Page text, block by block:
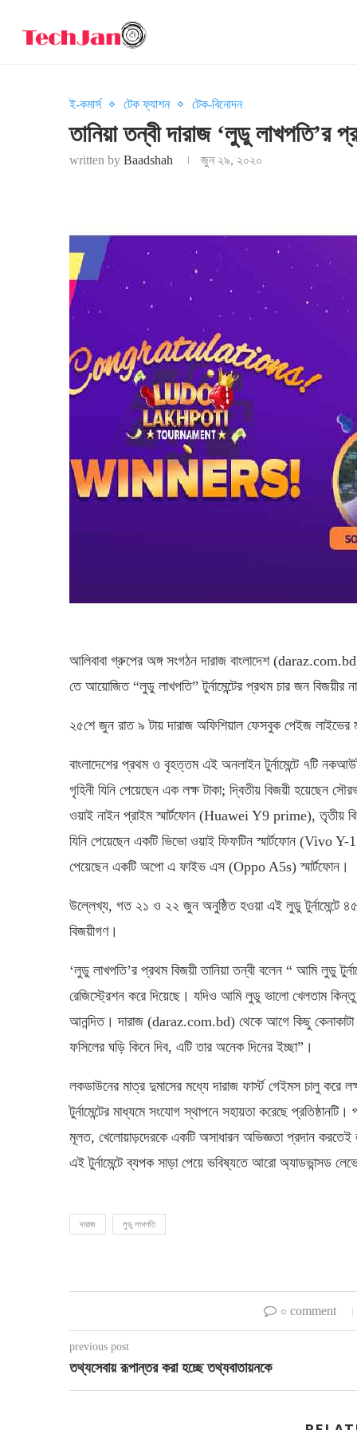
ই-কমার্স টেক ফ্যাশন টেক-বিনোদন
তানিয়া তন্বী দারাজ ‘লুডু লাখপতি’র
written by Baadshah জুন ২৯, ২০২০
আলিবাবা গ্রুপের অঙ্গ সংগঠন দারাজ বাংলাদেশ
তে আয়োজিত “লুডু লাখপতি” টুর্নামেন্টের প্রথম চার জন বিজয়ীর
২৫শে জুন রাত ৯ টায় দারাজ অফিশিয়াল ফেসবুক পেইজ লাইভের
বাংলাদেশের প্রথম ও বৃহত্তম এই অনলাইন টুর্নামেন্টে ৭টি
গৃহিনী যিনি পেয়েছেন এক লক্ষ টাকা; দ্বিতীয় বিজয়ী হয়েছেন
ওয়াই নাইন প্রাইম স্মার্টফোন (Huawei Y9 prime), তৃতীয়
যিনি পেয়েছেন একটি ভিভো ওয়াই ফিফটিন স্মার্টফোন (Vivo Y-
পেয়েছেন একটি অপো এ ফাইভ এস (Oppo A5s) স্মার্টফোন।
উল্লেখ্য, গত ২১ ও ২২ জুন অনুষ্ঠিত হওয়া এই লুডু টুর্নামেন্টে
বিজয়ীগণ।
‘লুডু লাখপতি’র প্রথম বিজয়ী তানিয়া তন্বী বলেন “ আমি লুডু
রেজিস্ট্রেশন করে দিয়েছে। যদিও আমি লুডু ভালো খেলতাম
আনন্দিত। দারাজ (daraz.com.bd) থেকে আগে কিছু কেনাকাটা
ফসিলের ঘড়ি কিনে দিব, এটি তার অনেক দিনের ইচ্ছা”।
লকডাউনের মাত্র দুমাসের মধ্যে দারাজ ফার্স্ট গেইমস চালু করে
টুর্নামেন্টের মাধ্যমে সংযোগ স্থাপনে সহায়তা করেছে
মূলত, খেলোয়াড়দেরকে একটি অসাধারন অভিজ্ঞতা প্রদান
এই টুর্নামেন্টে ব্যপক সাড়া পেয়ে ভবিষ্যতে আরো অ্যাডভান্সড
দারাজ লুডু লাখপতি
০ comment
previous post
তথ্যসেবায় রূপান্তর করা হচ্ছে তথ্যবাতায়নকে